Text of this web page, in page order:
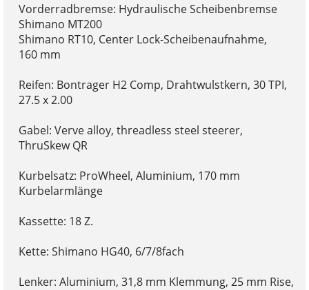
Vorderradbremse: Hydraulische Scheibenbremse
Shimano MT200
Shimano RT10, Center Lock-Scheibenaufnahme,
160 mm
Reifen: Bontrager H2 Comp, Drahtwulstkern, 30 TPI,
27.5 x 2.00
Gabel: Verve alloy, threadless steel steerer,
ThruSkew QR
Kurbelsatz: ProWheel, Aluminium, 170 mm
Kurbelarmlänge
Kassette: 18 Z.
Kette: Shimano HG40, 6/7/8fach
Lenker: Aluminium, 31,8 mm Klemmung, 25 mm Rise,